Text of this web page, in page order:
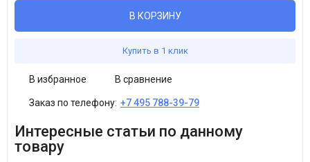
В КОРЗИНУ
Купить в 1 клик
В избранное В сравнение
Заказ по телефону: +7 495 788-39-79
Интересные статьи по данному
товару